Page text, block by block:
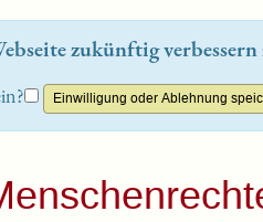
zukünftig